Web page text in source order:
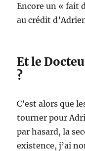
Encore un « fait
au crédit
Et le
?
C’est alors que
tourner pour
par hasard, la
existence, j’ai